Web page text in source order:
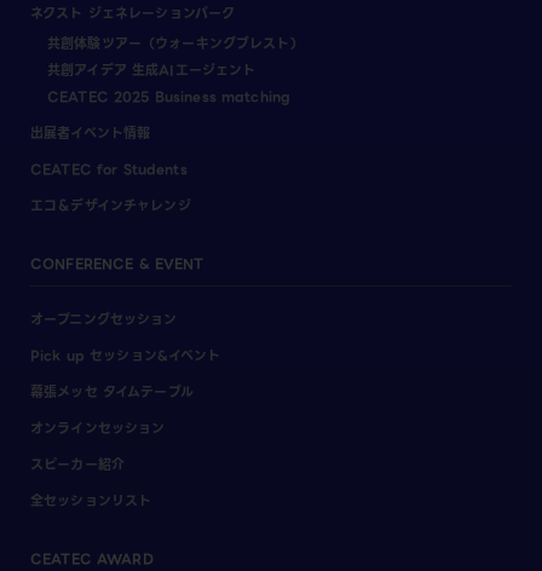
ネクスト ジェネレーションパーク
共創体験ツアー（ウォーキングブレスト）
共創アイデア 生成AIエージェント
CEATEC 2025 Business matching
出展者イベント情報
CEATEC for Students
エコ＆デザインチャレンジ
CONFERENCE & EVENT
オープニングセッション
Pick up セッション&イベント
幕張メッセ タイムテーブル
オンラインセッション
スピーカー紹介
全セッションリスト
CEATEC AWARD